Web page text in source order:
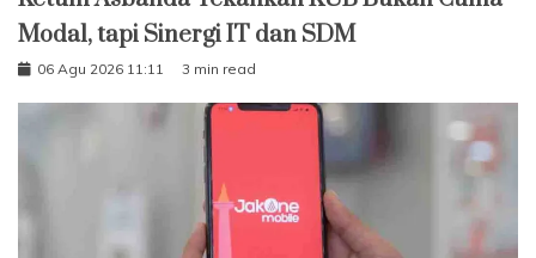
Modal, tapi Sinergi IT dan SDM
06 Agu 2026 11:11 3 min read